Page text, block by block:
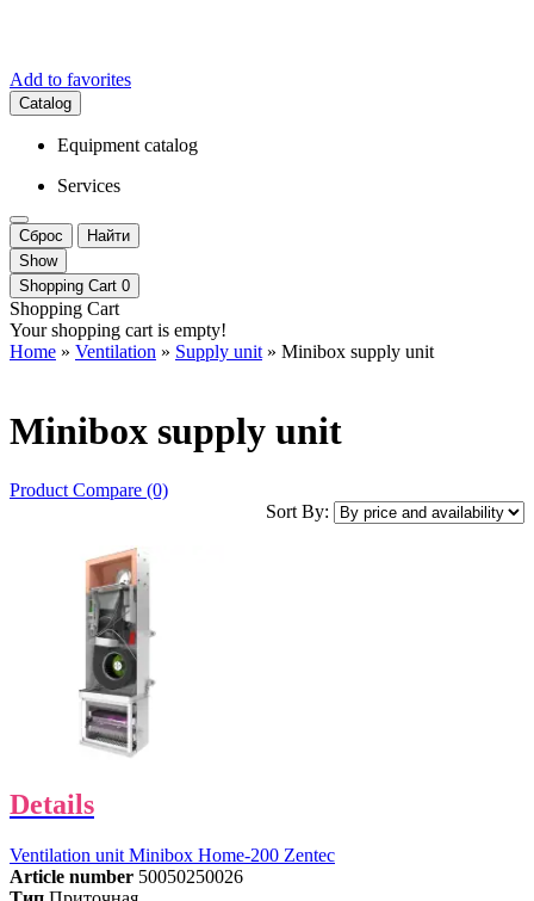
Add to favorites
Catalog
Equipment catalog
Services
Сброс
Найти
Show
Shopping Cart 0
Shopping Cart
Your shopping cart is empty!
Home » Ventilation » Supply unit » Minibox supply unit
Minibox supply unit
Product Compare (0)
Sort By:
Details
Ventilation unit Minibox Home-200 Zentec
Article number 50050250026